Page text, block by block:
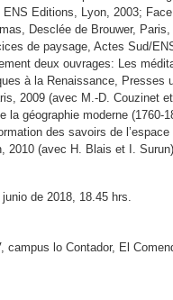
ENS Editions, Lyon, 2003;
Desclée de Brouwer,
de paysage, Actes Sud/
deux ouvrages: Les
à la Renaissance, Presses
2009 (avec M.-D. Couzinet
la géographie moderne (1760-
des savoirs de
2010 (avec H. Blais et I. Surun).
de 2018, 18.45 hrs.
campus lo Contador, El